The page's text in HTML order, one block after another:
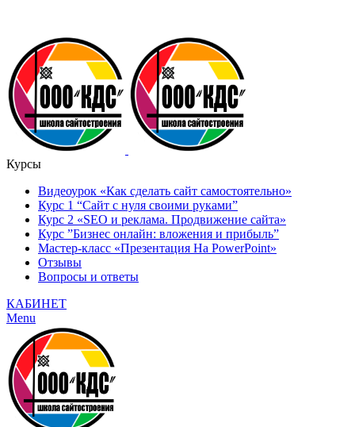
Курсы
Видеоурок «Как сделать сайт самостоятельно»
Курс 1 “Сайт с нуля своими руками”
Курс 2 «SEO и реклама. Продвижение сайта»
Курс ”Бизнес онлайн: вложения и прибыль”
Мастер-класс «Презентация На PowerPoint»
Отзывы
Вопросы и ответы
КАБИНЕТ
Menu